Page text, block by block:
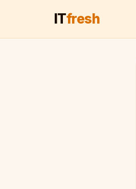
ITfresh